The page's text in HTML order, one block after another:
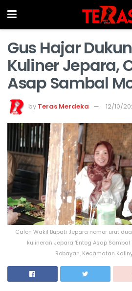
Gus Hajar
Kuliner Jepara,
Asap Sambal
by Teras Merdeka 12/10/
Calon Wakil Bupati Jepara nomor urut
kulineran Jepara 'Entog Asap
Robayan, Kecamatan